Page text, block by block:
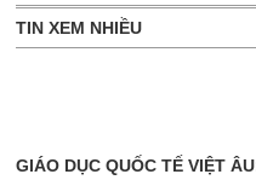
TIN XEM NHIỀU
GIÁO DỤC QUỐC TẾ VIỆT